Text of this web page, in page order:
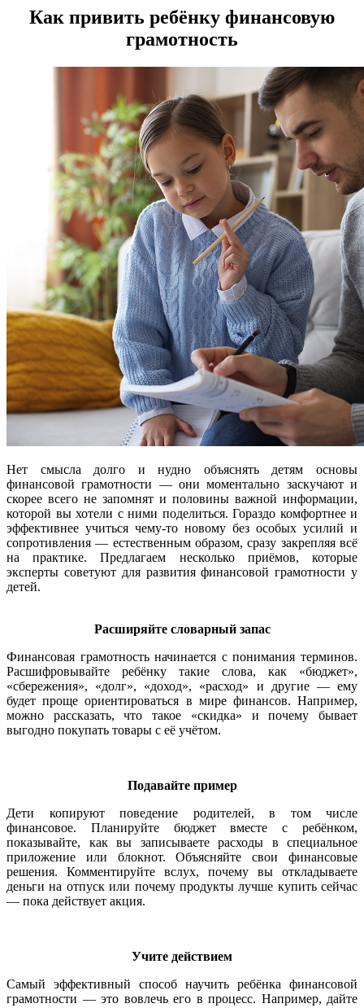
Как привить ребёнку финансовую
грамотность
Нет смысла долго и нудно объяснять детям основы
финансовой грамотности — они моментально заскучают и
скорее всего не запомнят и половины важной информации,
которой вы хотели с ними поделиться. Гораздо комфортнее и
эффективнее учиться чему-то новому без особых усилий и
сопротивления — естественным образом, сразу закрепляя всё
на практике. Предлагаем несколько приёмов, которые
эксперты советуют для развития финансовой грамотности у
детей.
Расширяйте словарный запас
Финансовая грамотность начинается с понимания терминов.
Расшифровывайте ребёнку такие слова, как «бюджет»,
«сбережения», «долг», «доход», «расход» и другие — ему
будет проще ориентироваться в мире финансов. Например,
можно рассказать, что такое «скидка» и почему бывает
выгодно покупать товары с её учётом.
Подавайте пример
Дети копируют поведение родителей, в том числе
финансовое. Планируйте бюджет вместе с ребёнком,
показывайте, как вы записываете расходы в специальное
приложение или блокнот. Объясняйте свои финансовые
решения. Комментируйте вслух, почему вы откладываете
деньги на отпуск или почему продукты лучше купить сейчас
— пока действует акция.
Учите действием
Самый эффективный способ научить ребёнка финансовой
грамотности — это вовлечь его в процесс. Например, дайте